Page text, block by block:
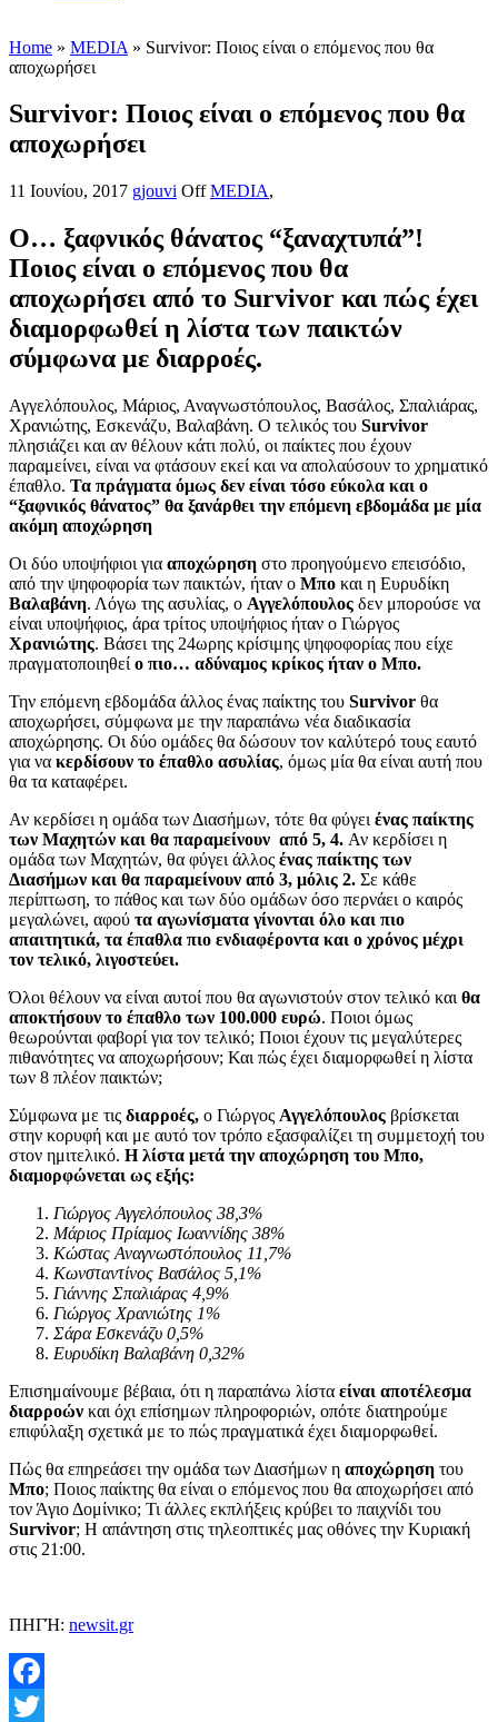
Home » MEDIA » Survivor: Ποιος είναι ο επόμενος που θα
αποχωρήσει
Survivor: Ποιος είναι ο επόμενος που θα
αποχωρήσει
11 Ιουνίου, 2017 gjouvi Off MEDIA,
Ο… ξαφνικός θάνατος “ξαναχτυπά”!
Ποιος είναι ο επόμενος που θα
αποχωρήσει από το Survivor και πώς έχει
διαμορφωθεί η λίστα των παικτών
σύμφωνα με διαρροές.
Αγγελόπουλος, Μάριος, Αναγνωστόπουλος, Βασάλος, Σπαλιάρας,
Χρανιώτης, Εσκενάζυ, Βαλαβάνη. Ο τελικός του Survivor
πλησιάζει και αν θέλουν κάτι πολύ, οι παίκτες που έχουν
παραμείνει, είναι να φτάσουν εκεί και να απολαύσουν το χρηματικό
έπαθλο. Τα πράγματα όμως δεν είναι τόσο εύκολα και ο
“ξαφνικός θάνατος” θα ξανάρθει την επόμενη εβδομάδα με μία
ακόμη αποχώρηση
Οι δύο υποψήφιοι για αποχώρηση στο προηγούμενο επεισόδιο,
από την ψηφοφορία των παικτών, ήταν ο Μπο και η Ευρυδίκη
Βαλαβάνη. Λόγω της ασυλίας, ο Αγγελόπουλος δεν μπορούσε να
είναι υποψήφιος, άρα τρίτος υποψήφιος ήταν ο Γιώργος
Χρανιώτης. Βάσει της 24ωρης κρίσιμης ψηφοφορίας που είχε
πραγματοποιηθεί ο πιο… αδύναμος κρίκος ήταν ο Μπο.
Την επόμενη εβδομάδα άλλος ένας παίκτης του Survivor θα
αποχωρήσει, σύμφωνα με την παραπάνω νέα διαδικασία
αποχώρησης. Οι δύο ομάδες θα δώσουν τον καλύτερό τους εαυτό
για να κερδίσουν το έπαθλο ασυλίας, όμως μία θα είναι αυτή που
θα τα καταφέρει.
Αν κερδίσει η ομάδα των Διασήμων, τότε θα φύγει ένας παίκτης
των Μαχητών και θα παραμείνουν από 5, 4. Αν κερδίσει η
ομάδα των Μαχητών, θα φύγει άλλος ένας παίκτης των
Διασήμων και θα παραμείνουν από 3, μόλις 2. Σε κάθε
περίπτωση, το πάθος και των δύο ομάδων όσο περνάει ο καιρός
μεγαλώνει, αφού τα αγωνίσματα γίνονται όλο και πιο
απαιτητικά, τα έπαθλα πιο ενδιαφέροντα και ο χρόνος μέχρι
τον τελικό, λιγοστεύει.
Όλοι θέλουν να είναι αυτοί που θα αγωνιστούν στον τελικό και θα
αποκτήσουν το έπαθλο των 100.000 ευρώ. Ποιοι όμως
θεωρούνται φαβορί για τον τελικό; Ποιοι έχουν τις μεγαλύτερες
πιθανότητες να αποχωρήσουν; Και πώς έχει διαμορφωθεί η λίστα
των 8 πλέον παικτών;
Σύμφωνα με τις διαρροές, ο Γιώργος Αγγελόπουλος βρίσκεται
στην κορυφή και με αυτό τον τρόπο εξασφαλίζει τη συμμετοχή του
στον ημιτελικό. Η λίστα μετά την αποχώρηση του Μπο,
διαμορφώνεται ως εξής:
Γιώργος Αγγελόπουλος 38,3%
Μάριος Πρίαμος Ιωαννίδης 38%
Κώστας Αναγνωστόπουλος 11,7%
Κωνσταντίνος Βασάλος 5,1%
Γιάννης Σπαλιάρας 4,9%
Γιώργος Χρανιώτης 1%
Σάρα Εσκενάζυ 0,5%
Ευρυδίκη Βαλαβάνη 0,32%
Επισημαίνουμε βέβαια, ότι η παραπάνω λίστα είναι αποτέλεσμα
διαρροών και όχι επίσημων πληροφοριών, οπότε διατηρούμε
επιφύλαξη σχετικά με το πώς πραγματικά έχει διαμορφωθεί.
Πώς θα επηρεάσει την ομάδα των Διασήμων η αποχώρηση του
Μπο; Ποιος παίκτης θα είναι ο επόμενος που θα αποχωρήσει από
τον Άγιο Δομίνικο; Τι άλλες εκπλήξεις κρύβει το παιχνίδι του
Survivor; Η απάντηση στις τηλεοπτικές μας οθόνες την Κυριακή
στις 21:00.
ΠΗΓΉ: newsit.gr
Facebook